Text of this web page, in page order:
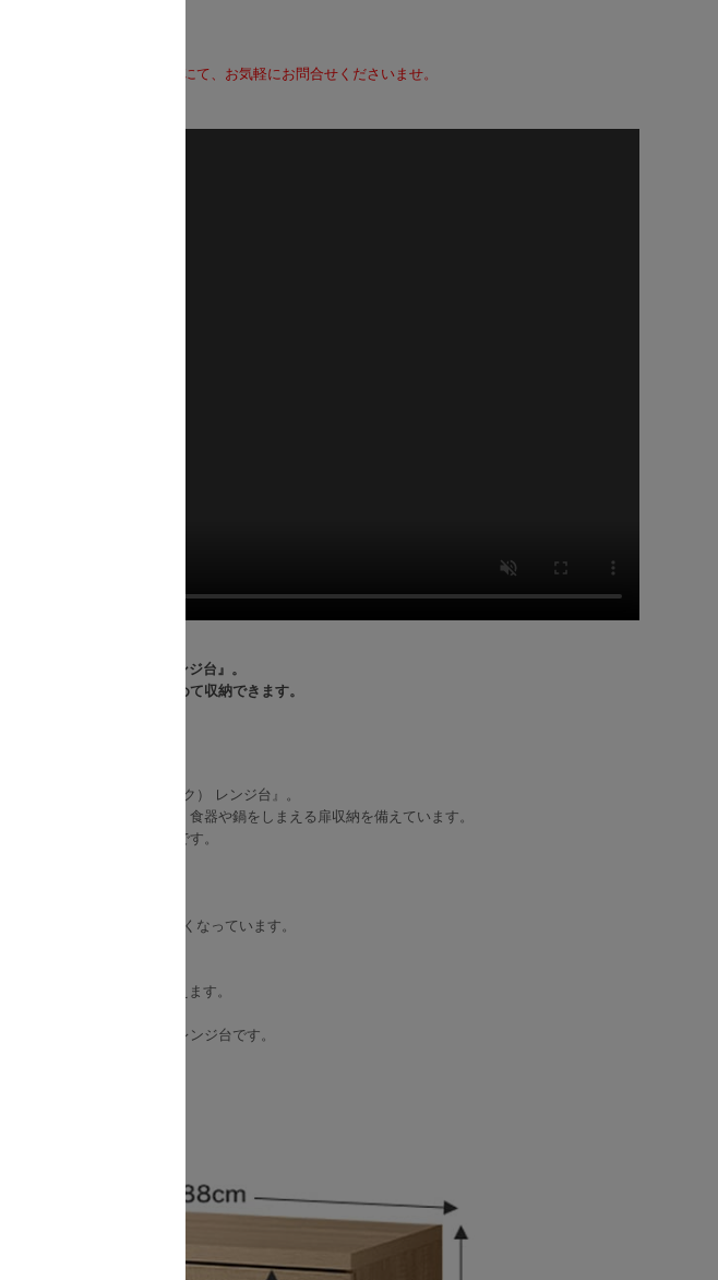
意ください）
なります）
155-339）またはメールにて、お気軽にお問合せくださいませ。
計の『Chic（シック） レンジ台』。
電、ストック品までまとめて収納できます。
。
。
たっぷりな『Chic（シック） レンジ台』。
置けるオープンスペース、食器や鍋をしまえる扉収納を備えています。
めて収納できるのが魅力です。
い設計。
フタ付き家電も使いやすくなっています。
す。
うどよい作業台として使えます。
ッチンにもぴったり。
テリアにもなじみやすいレンジ台です。